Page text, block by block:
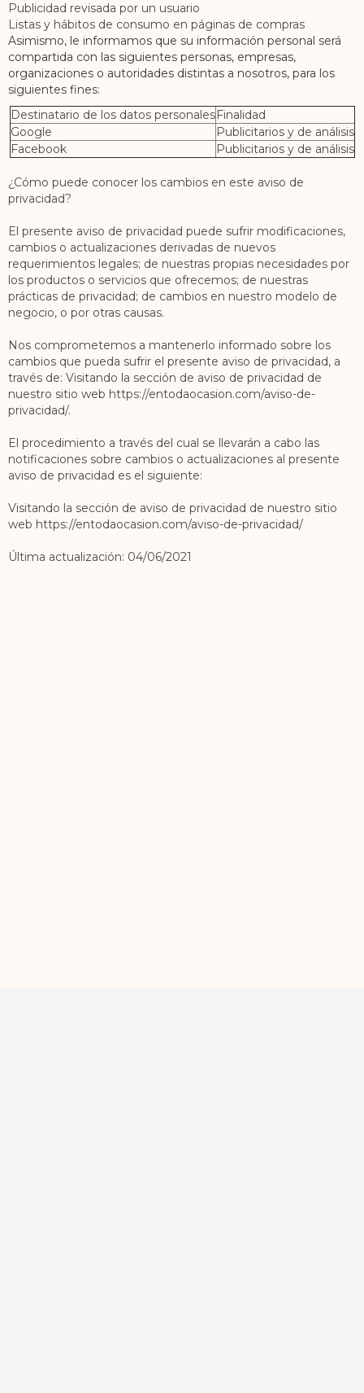
Publicidad revisada por un usuario
Listas y hábitos de consumo en páginas de compras
Asimismo, le informamos que su información personal será
compartida con las siguientes personas, empresas,
organizaciones o autoridades distintas a nosotros, para los
siguientes fines:
Destinatario de los datos personalesFinalidad
Google
Publicitarios y de análisis
Facebook
Publicitarios y de análisis
¿Cómo puede conocer los cambios en este aviso de
privacidad?
El presente aviso de privacidad puede sufrir modificaciones,
cambios o actualizaciones derivadas de nuevos
requerimientos legales; de nuestras propias necesidades por
los productos o servicios que ofrecemos; de nuestras
prácticas de privacidad; de cambios en nuestro modelo de
negocio, o por otras causas.
Nos comprometemos a mantenerlo informado sobre los
cambios que pueda sufrir el presente aviso de privacidad, a
través de: Visitando la sección de aviso de privacidad de
nuestro sitio web https://entodaocasion.com/aviso-de-
privacidad/.
El procedimiento a través del cual se llevarán a cabo las
notificaciones sobre cambios o actualizaciones al presente
aviso de privacidad es el siguiente:
Visitando la sección de aviso de privacidad de nuestro sitio
web https://entodaocasion.com/aviso-de-privacidad/
Última actualización: 04/06/2021